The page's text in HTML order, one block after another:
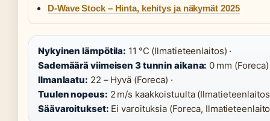
D-Wave Stock – Hinta, kehitys ja näkymät 2025
Nykyinen lämpötila: 11 °C (Ilmatieteenlaitos) ·
Sademäärä viimeisen 3 tunnin aikana: 0 mm (Foreca)
Ilmanlaatu: 22 – Hyvä (Foreca) ·
Tuulen nopeus: 2 m/s kaakkoistuulta
Säävaroitukset: Ei varoituksia (Foreca,